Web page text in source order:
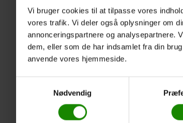
Vi bruger cookies til at tilpasse vores
vores trafik. Vi deler også oplysninger om
annonceringspartnere og analysepartnere.
dem, eller som de har indsamlet fra din
anvende vores hjemmeside.
Nødvendig